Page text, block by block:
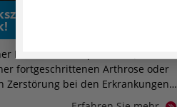
- Das künstliche
Knie-Totalendoprothese („Knie-
fortgeschrittenen Arthrose oder
Zerstörung bei den Erkrankungen…